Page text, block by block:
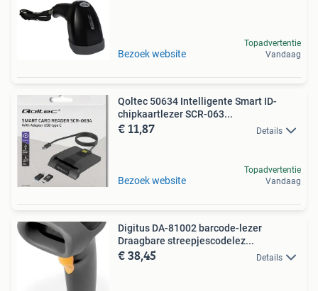
Bezoek website
Topadvertentie
Vandaag
Qoltec 50634 Intelligente Smart ID-
chipkaartlezer SCR-063...
€ 11,87 Details
Bezoek website
Topadvertentie
Vandaag
Digitus DA-81002 barcode-lezer
Draagbare streepjescodelez...
€ 38,45 Details